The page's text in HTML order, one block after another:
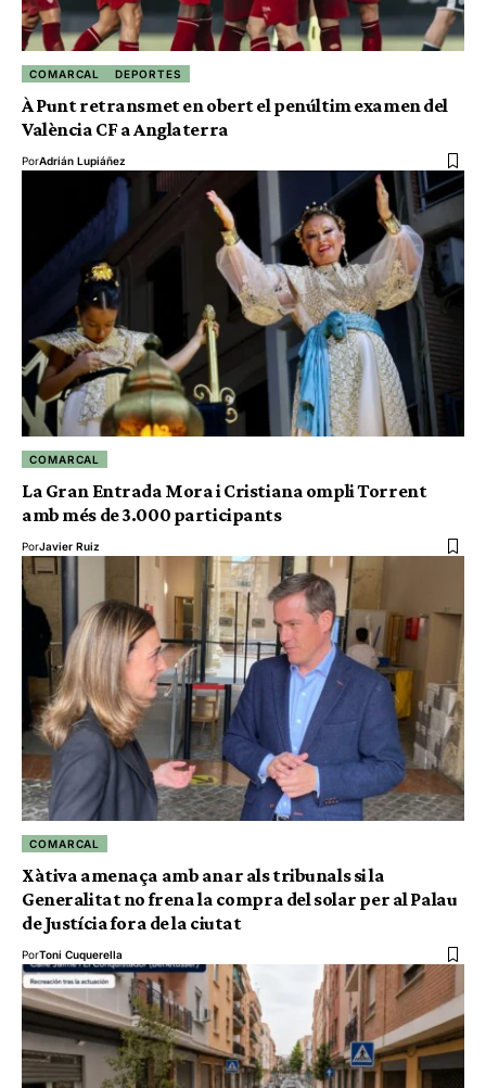
COMARCAL DEPORTES
À Punt retransmet en obert el penúltim examen del
València CF a Anglaterra
PorAdrián Lupiáñez
COMARCAL
La Gran Entrada Mora i Cristiana ompli Torrent
amb més de 3.000 participants
PorJavier Ruiz
COMARCAL
Xàtiva amenaça amb anar als tribunals si la
Generalitat no frena la compra del solar per al Palau
de Justícia fora de la ciutat
PorToni Cuquerella